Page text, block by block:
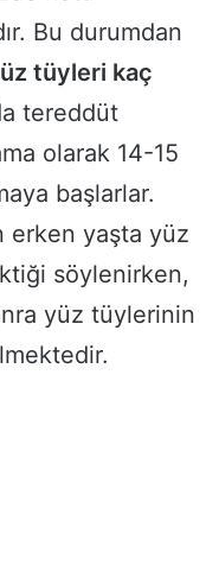
Bu durumdan
tüyleri kaç
tereddüt
olarak 14-15
başlarlar.
erken yaşta yüz
söylenirken,
yüz tüylerinin